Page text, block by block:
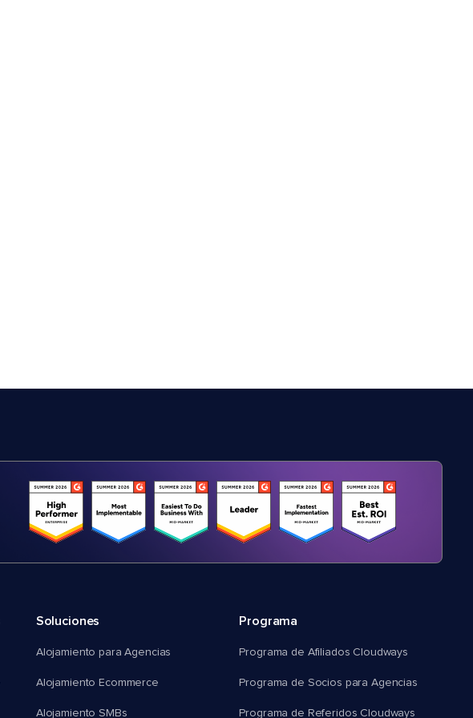
Soluciones
Alojamiento para Agencias
Alojamiento Ecommerce
Alojamiento SMBs
Programa
Programa de Afiliados Cloudways
Programa de Socios para Agencias
Programa de Referidos Cloudways